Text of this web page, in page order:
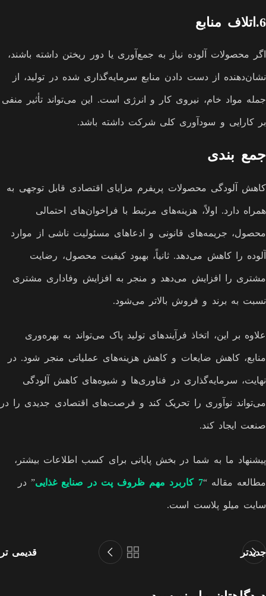
6.اتلاف منابع
اگر محصولات آلوده نیاز به جمع‌آوری یا دور ریختن داشته باشند،
نشان‌دهنده از دست دادن منابع سرمایه‌گذاری شده در تولید، از
جمله مواد خام، نیروی کار و انرژی است. این می‌تواند تأثیر منفی
بر کارایی و سودآوری کلی شرکت داشته باشد.
جمع بندی
کاهش آلودگی محصولات پریفرم مزایای اقتصادی قابل توجهی به
همراه دارد. اولاً، هزینه‌های مرتبط با فراخوان‌های احتمالی
محصول، جریمه‌های قانونی و ادعاهای مسئولیت ناشی از موارد
آلوده را کاهش می‌دهد. ثانیاً، بهبود کیفیت محصول، رضایت
مشتری را افزایش می‌دهد و منجر به افزایش وفاداری مشتری
نسبت به برند و فروش بالاتر می‌شود.
علاوه بر این، اتخاذ فرآیندهای تولید پاک‌ می‌تواند به بهره‌وری
منابع، کاهش ضایعات و کاهش هزینه‌های عملیاتی منجر شود. در
نهایت، سرمایه‌گذاری در فناوری‌ها و شیوه‌های کاهش آلودگی
می‌تواند نوآوری را تحریک کند و فرصت‌های اقتصادی جدیدی را در
صنعت ایجاد کند.
پیشنهاد ما به شما در بخش پایانی برای کسب اطلاعات بیشتر،
مطالعه مقاله “7 کاربرد مهم ظروف پت در صنایع غذایی ” در
سایت میلو پلاست است.
جدیدتر قدیمی تر